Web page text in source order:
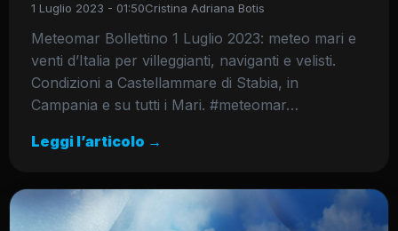
1 Luglio 2023 - 01:50Cristina Adriana Botis
Meteomar Bollettino 1 Luglio 2023: meteo mari e
venti d’Italia per villeggianti, naviganti e velisti.
Condizioni a Castellammare di Stabia, in
Campania e su tutti i Mari. #meteomar…
Leggi l’articolo →